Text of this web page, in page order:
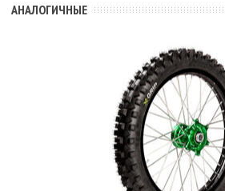
АНАЛОГИЧНЫЕ